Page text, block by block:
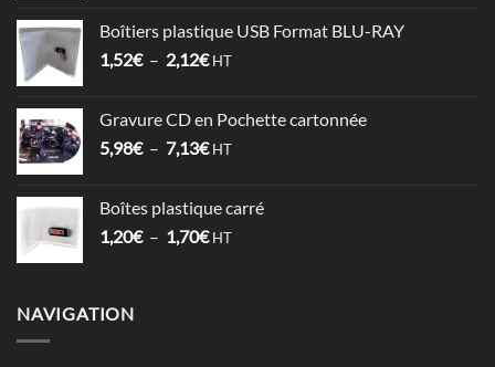
1,53€
à
Boîtiers plastique USB Format BLU-RAY
1,52€ – 2,12€Plage
1,52€
à
HT
Gravure CD en Pochette cartonnée
5,98€ – 7,13€Plage
5,98€
à
HT
Boîtes plastique carré
1,20€ – 1,70€Plage
HT
NAVIGATION